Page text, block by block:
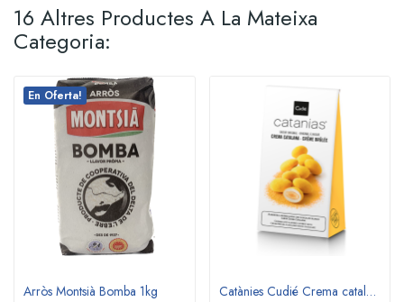
16 Altres Productes A La Mateixa
Categoria:
En Oferta!
Arròs Montsià Bomba 1kg Catànies Cudié Crema catalana 60gr